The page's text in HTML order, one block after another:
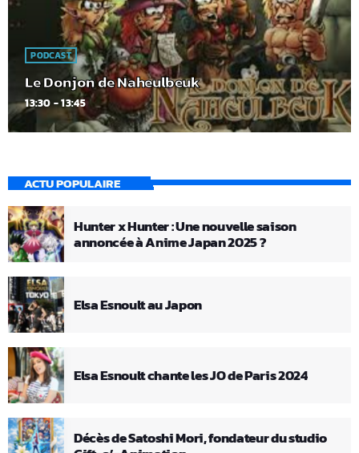
PODCAST
Le Donjon de Naheulbeuk
13:30 - 13:45
ACTU POPULAIRE
Hunter x Hunter : Une nouvelle saison
annoncée à Anime Japan 2025 ?
Elsa Esnoult au Japon
Elsa Esnoult chante les JO de Paris 2024
Décès de Satoshi Mori, fondateur du studio